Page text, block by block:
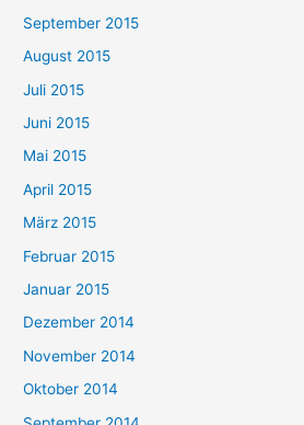
September 2015
August 2015
Juli 2015
Juni 2015
Mai 2015
April 2015
März 2015
Februar 2015
Januar 2015
Dezember 2014
November 2014
Oktober 2014